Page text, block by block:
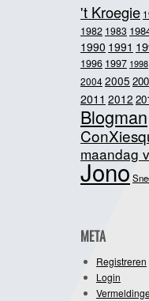
't Kroegie
1982 1983
1990 1991
1996 1997 1998
20042005
2011 2012
Blogman
maandag
Jono
META
Registreren
Login